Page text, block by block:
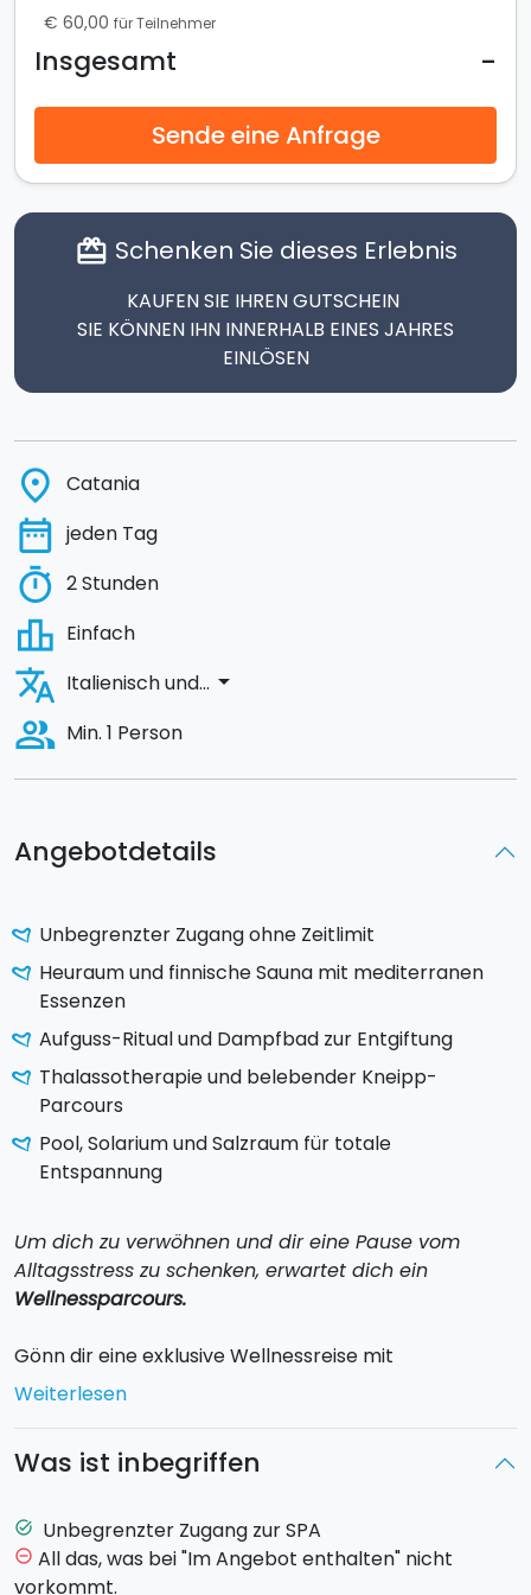
Angebotdetails
Unbegrenzter Zugang ohne Zeitlimit
Heuraum und finnische Sauna mit mediterranen
Essenzen
Aufguss-Ritual und Dampfbad zur Entgiftung
Thalassotherapie und belebender Kneipp-
Parcours
Pool, Solarium und Salzraum für totale
Entspannung
Um dich zu verwöhnen und dir eine Pause vom
Alltagsstress zu schenken, erwartet dich ein
Wellnessparcours.
Gönn dir eine exklusive Wellnessreise mit
unbegrenztem und zeitlich uneingeschränktem
entspannenden Umgebung zu regenerieren.
Das Angebot beinhaltet:
Heuraum (Biosauna)
Weiterlesen
Was ist inbegriffen
task_alt Unbegrenzter Zugang zur SPA
remove_circle_outline All das, was bei "Im Angebot enthalten" nicht
vorkommt.
€ 60,00 für Teilnehmer
Insgesamt -
Sende eine Anfrage
card_giftcard Schenken Sie dieses Erlebnis
KAUFEN SIE IHREN GUTSCHEIN
SIE KÖNNEN IHN INNERHALB EINES JAHRES
EINLÖSEN
place Catania
date_range jeden Tag
timer 2 Stunden
leaderboard Einfach
translate Italienisch und... arrow_drop_down
people_alt Min. 1 Person